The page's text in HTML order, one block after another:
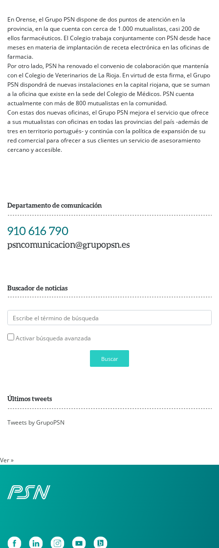
En Orense, el Grupo PSN dispone de dos puntos de atención en la
provincia, en la que cuenta con cerca de 1.000 mutualistas, casi 200 de
ellos farmacéuticos. El Colegio trabaja conjuntamente con PSN desde hace
meses en materia de implantación de receta electrónica en las oficinas de
farmacia.
Por otro lado, PSN ha renovado el convenio de colaboración que mantenía
con el Colegio de Veterinarios de La Rioja. En virtud de esta firma, el Grupo
PSN dispondrá de nuevas instalaciones en la capital riojana, que se suman
a la oficina que existe en la sede del Colegio de Médicos. PSN cuenta
actualmente con más de 800 mutualistas en la comunidad.
Con estas dos nuevas oficinas, el Grupo PSN mejora el servicio que ofrece
a sus mutualistas con oficinas en todas las provincias del país -además de
tres en territorio portugués- y continúa con la política de expansión de su
red comercial para ofrecer a sus clientes un servicio de asesoramiento
cercano y accesible.
Departamento de comunicación
910 616 790
psncomunicacion@grupopsn.es
Buscador de noticias
Activar búsqueda avanzada
Buscar
Últimos tweets
Tweets by GrupoPSN
Ver »